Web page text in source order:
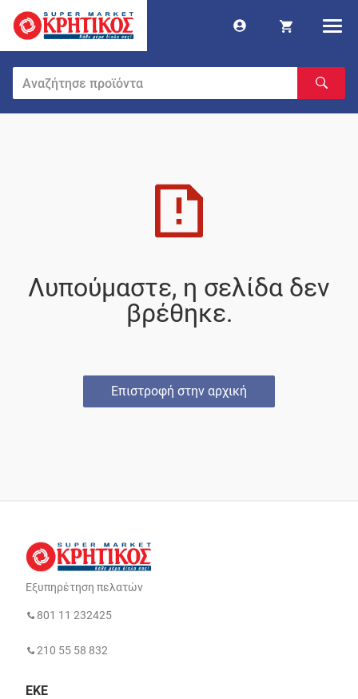
Λυπούμαστε, η σελίδα δεν
βρέθηκε.
Επιστροφή στην αρχική
Εξυπηρέτηση πελατών
801 11 232425
210 55 58 832
ΕΚΕ